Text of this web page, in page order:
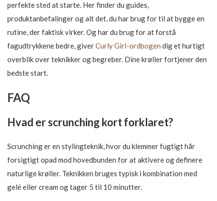
perfekte sted at starte. Her finder du guides,
produktanbefalinger og alt det, du har brug for til at bygge en
rutine, der faktisk virker. Og har du brug for at forstå
fagudtrykkene bedre, giverCurly Girl-ordbogen dig et hurtigt
overblik over teknikker og begreber. Dine krøller fortjener den
bedste start.
FAQ
Hvad er scrunching kort forklaret?
Scrunching er en stylingteknik, hvor du klemmer fugtigt hår
forsigtigt opad mod hovedbunden for at aktivere og definere
naturlige krøller. Teknikken bruges typisk i kombination med
gelé eller cream og tager 5 til 10 minutter.